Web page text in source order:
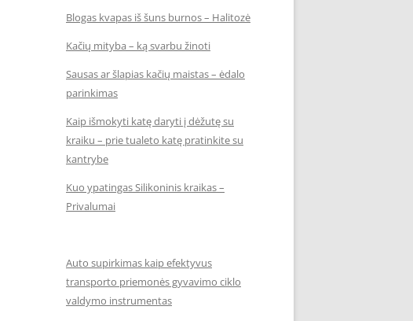
Blogas kvapas iš šuns burnos – Halitozė
Kačių mityba – ką svarbu žinoti
Sausas ar šlapias kačių maistas – ėdalo
parinkimas
Kaip išmokyti katę daryti į dėžutę su
kraiku – prie tualeto katę pratinkite su
kantrybe
Kuo ypatingas Silikoninis kraikas –
Privalumai
Auto supirkimas kaip efektyvus
transporto priemonės gyvavimo ciklo
valdymo instrumentas